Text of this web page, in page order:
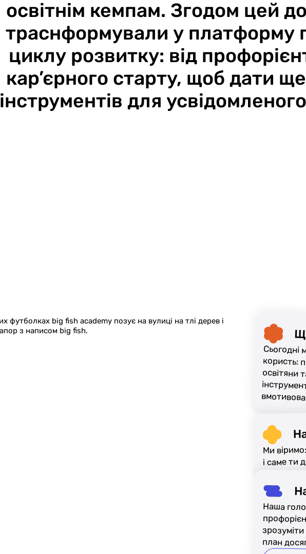
освітнім кемпам. Згодом цей
траснформували у платформу
циклу розвитку: від
кар’єрного старту, щоб дати
інструментів для
користь:
Ми
і саме ти
Наша
зрозуміти
план